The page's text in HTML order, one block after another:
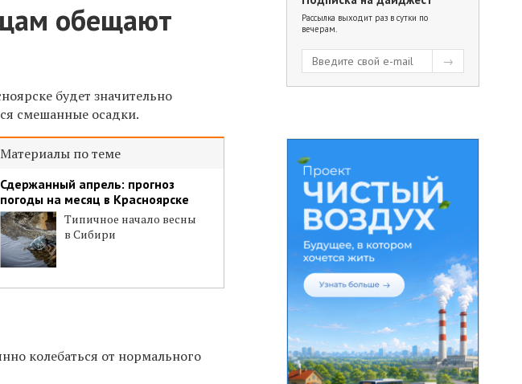
обещают
будет значительно
смешанные осадки.
Материалы по теме
Сдержанный апрель: прогноз
погоды на месяц в Красноярске
Типичное начало весны
в Сибири
колебаться от нормального
Рассылка выходит раз в сутки по
вечерам.